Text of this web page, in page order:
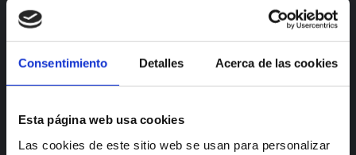
Consentimiento Detalles Acerca de las cookies
Esta página web usa cookies
Las cookies de este sitio web se usan para personalizar
¿Ha olvidado la contraseña o el email?
¿Ya te has registrado pero no puedes entrar? Verifica tu correo